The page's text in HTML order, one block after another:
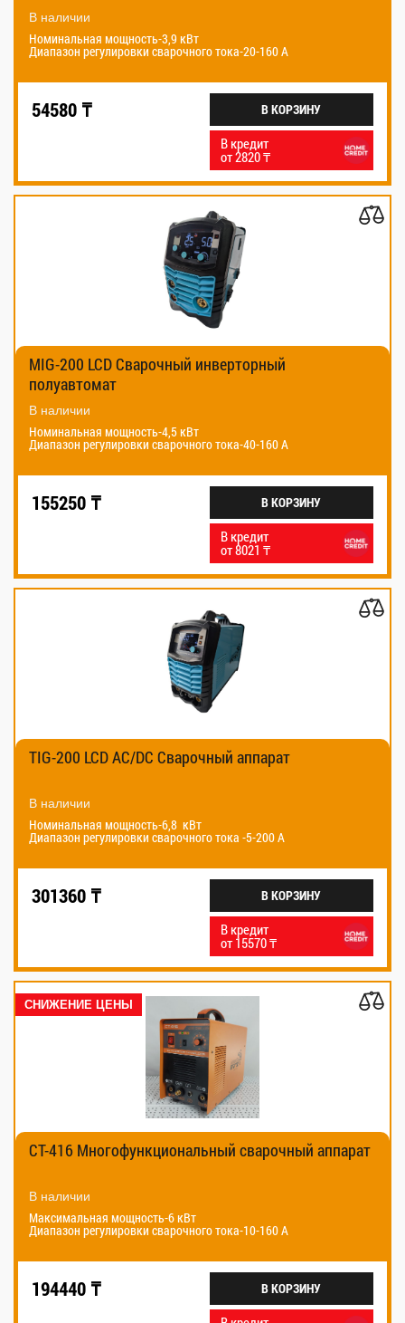
В наличии
Номинальная мощность-3,9 кВт
Диапазон регулировки сварочного тока-20-160 А
54580 ₸ В КОРЗИНУ
В кредит
от 2820 ₸
MIG-200 LCD Сварочный инверторный
полуавтомат
В наличии
Номинальная мощность-4,5 кВт
Диапазон регулировки сварочного тока-40-160 А
155250 ₸ В КОРЗИНУ
В кредит
от 8021 ₸
TIG-200 LCD AC/DC Сварочный аппарат
В наличии
Номинальная мощность-6,8 кВт
Диапазон регулировки сварочного тока -5-200 А
301360 ₸ В КОРЗИНУ
В кредит
от 15570 ₸
СНИЖЕНИЕ ЦЕНЫ
CT-416 Многофункциональный сварочный аппарат
В наличии
Максимальная мощность-6 кВт
Диапазон регулировки сварочного тока-10-160 А
194440 ₸ В КОРЗИНУ